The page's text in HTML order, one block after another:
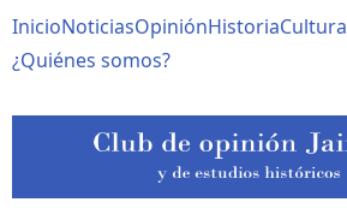
al
contenido
Navegación
principal
InicioNoticiasOpiniónHistoriaCultura
¿Quiénes somos?